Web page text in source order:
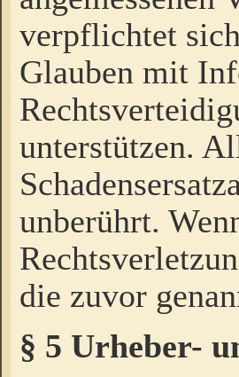
verpflichtet
Glauben mit
unterstützen.
unberührt.
die zuvor
§ 5 Urheber-